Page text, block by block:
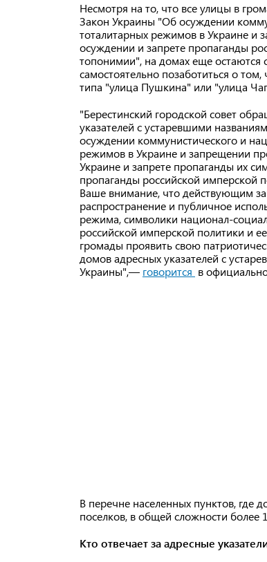
Несмотря на то, что все улицы в
Закон Украины "Об осуждении
тоталитарных режимов в Украине и
осуждении и запрете пропаганды
топонимии", на домах еще остаются
самостоятельно позаботиться о
типа "улица Пушкина" или "улица
"Берестинский городской совет
указателей с устаревшими
осуждении коммунистического и
режимов в Украине и запрещении
Украине и запрете пропаганды их
пропаганды российской имперской
Ваше внимание, что действующим
распространение и публичное
режима, символики национал-
российской имперской политики и
громады проявить свою
домов адресных указателей с
Украины",— говорится в
В перечне населенных пунктов, где
поселков, в общей сложности
Кто отвечает за адресные